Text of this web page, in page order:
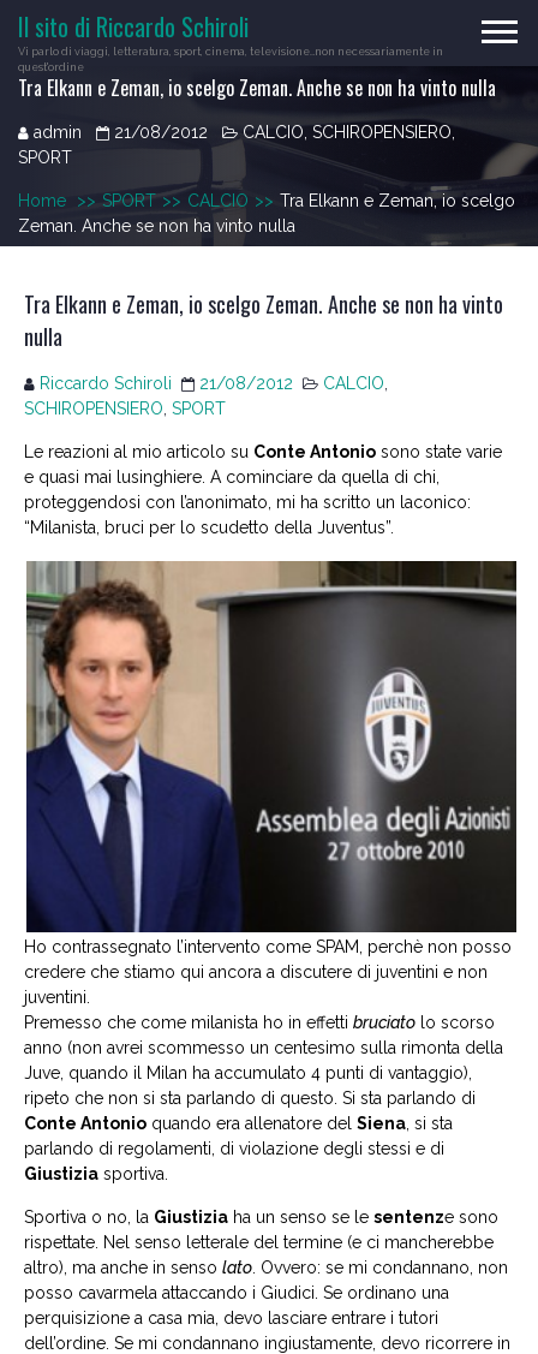
content
Il sito di Riccardo Schiroli
Vi parlo di viaggi, letteratura, sport, cinema, televisione…non necessariamente in
quest'ordine
Tra Elkann e Zeman, io scelgo Zeman. Anche se non ha vinto nulla
admin 21/08/2012 CALCIO SCHIROPENSIERO
SPORT
Home >> SPORT >> CALCIO >> Tra Elkann e Zeman, io scelgo
Zeman. Anche se non ha vinto nulla
Tra Elkann e Zeman, io scelgo Zeman. Anche se non ha vinto
nulla
Riccardo Schiroli 21/08/2012 CALCIO
SCHIROPENSIERO SPORT
Le reazioni al mio articolo su Conte Antonio sono state varie
e quasi mai lusinghiere. A cominciare da quella di chi,
proteggendosi con l’anonimato, mi ha scritto un laconico:
“Milanista, bruci per lo scudetto della Juventus”.
Ho contrassegnato l’intervento come SPAM, perchè non posso
credere che stiamo qui ancora a discutere di juventini e non
juventini.
Premesso che come milanista ho in effetti bruciato lo scorso
anno (non avrei scommesso un centesimo sulla rimonta della
Juve, quando il Milan ha accumulato 4 punti di vantaggio),
ripeto che non si sta parlando di questo. Si sta parlando di
Conte Antonio quando era allenatore del Siena , si sta
parlando di regolamenti, di violazione degli stessi e di
Giustizia sportiva.
Sportiva o no, la Giustizia ha un senso se le sentenze sono
rispettate. Nel senso letterale del termine (e ci mancherebbe
altro), ma anche in senso lato . Ovvero: se mi condannano, non
posso cavarmela attaccando i Giudici. Se ordinano una
perquisizione a casa mia, devo lasciare entrare i tutori
dell’ordine. Se mi condannano ingiustamente, devo ricorrere in